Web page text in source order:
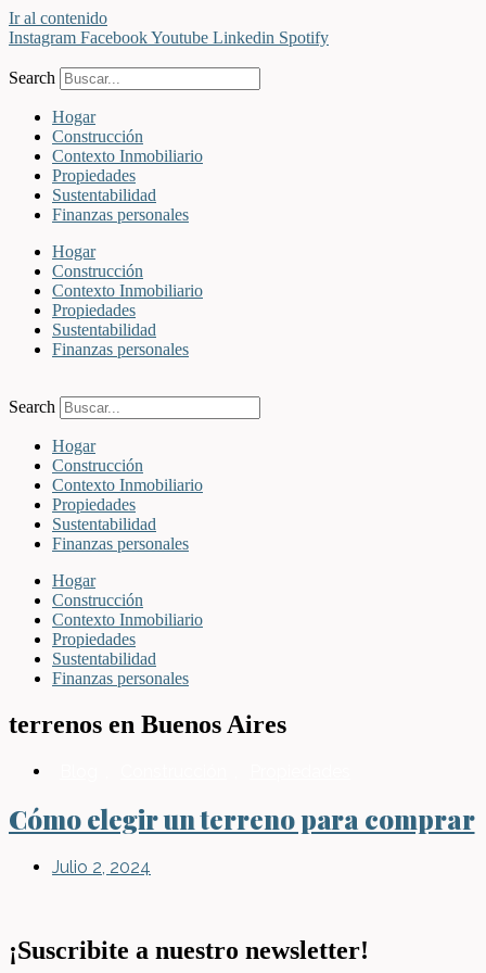
Ir al contenido
Instagram FacebookYoutube Linkedin Spotify
Search
Hogar
Construcción
Contexto Inmobiliario
Propiedades
Sustentabilidad
Finanzas personales
Hogar
Construcción
Contexto Inmobiliario
Propiedades
Sustentabilidad
Finanzas personales
Search
Hogar
Construcción
Contexto Inmobiliario
Propiedades
Sustentabilidad
Finanzas personales
Hogar
Construcción
Contexto Inmobiliario
Propiedades
Sustentabilidad
Finanzas personales
terrenos en Buenos Aires
Cómo elegir un terreno para comprar
Julio 2, 2024
¡Suscribite a nuestro newsletter!